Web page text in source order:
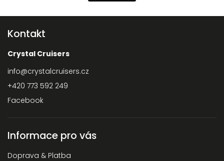
Kontakt
Crystal Cruisers
info@crystalcruisers.cz
+420 773 592 249
Facebook
Informace pro vás
Doprava & Platba